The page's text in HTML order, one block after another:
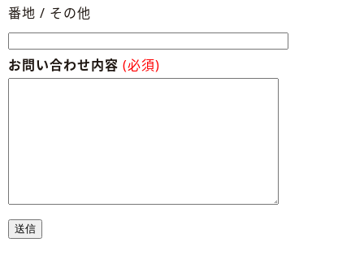
番地 / その他
お問い合わせ内容 (必須)